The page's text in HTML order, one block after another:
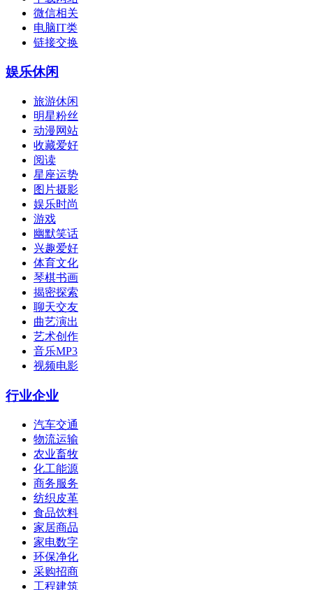
微信相关
电脑IT类
链接交换
娱乐休闲
旅游休闲
明星粉丝
动漫网站
收藏爱好
阅读
星座运势
图片摄影
娱乐时尚
游戏
幽默笑话
兴趣爱好
体育文化
琴棋书画
揭密探索
聊天交友
曲艺演出
艺术创作
音乐MP3
视频电影
行业企业
汽车交通
物流运输
农业畜牧
化工能源
商务服务
纺织皮革
食品饮料
家居商品
家电数字
环保净化
采购招商
工程建筑